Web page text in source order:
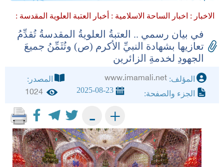
الاخبار : اخبار الساحة الاسلامية : أخبار العتبة العلوية المقدسة :
في بيان رسمي .. العتبةُ العلويةُ المقدسةُ تُقدِّمُ
تعازيها بشهادة النبيِّ الأكرم (ص) وتُثَمِّنُ جميعَ
الجهودِ لخدمةِ الزائرين
المؤلف: www.imamali.net
المصدر:
الجزء والصفحة:
2025-08-23
1024
+
-